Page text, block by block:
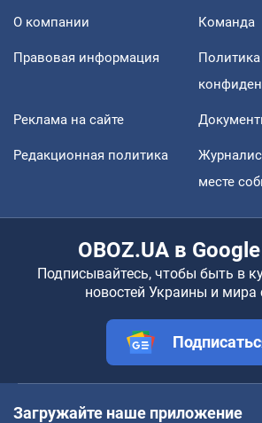
О компании Команда
Правовая информация
Политика
Реклама на сайте
Редакционная политика
месте
OBOZ.UA в
Подписывайтесь, чтобы быть в
новостей Украины и мира
Загружайте наше приложение